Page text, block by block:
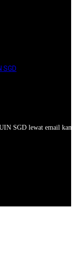
SGD
SGD lewat email